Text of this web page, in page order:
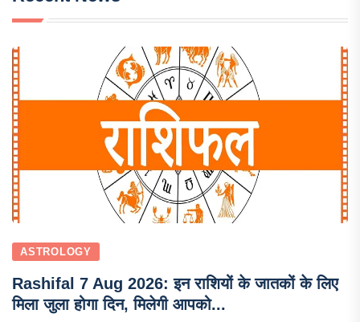
ASTROLOGY
Rashifal 7 Aug 2026: इन राशियों के जातकों के लिए
मिला जुला होगा दिन, मिलेगी आपको...